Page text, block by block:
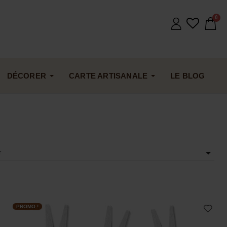
DÉCORER CARTE ARTISANALE LE BLOG

PROMO !